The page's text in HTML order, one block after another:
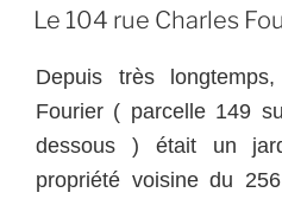
LE
Le 104 rue Charles
Depuis très
Fourier ( parcelle 149
dessous ) était un
propriété voisine du